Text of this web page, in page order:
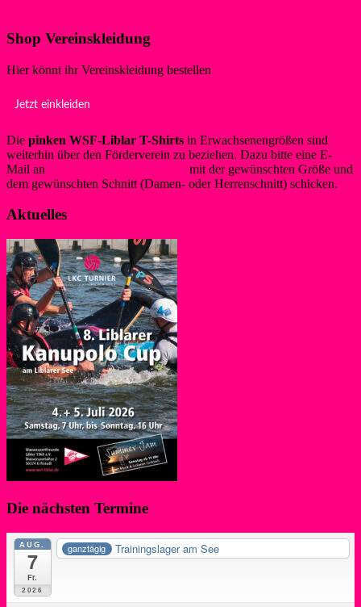
Shop Vereinskleidung
Hier könnt ihr Vereinskleidung bestellen
Jetzt einkleiden
Die pinken WSF-Liblar T-Shirts in Erwachsenengrößen sind
weiterhin über den Förderverein zu beziehen. Dazu bitte eine E-
Mail an
mit der gewünschten Größe und
dem gewünschten Schnitt (Damen- oder Herrenschnitt) schicken.
Aktuelles
Die nächsten Termine
AUG.
7
Fr.
2026
ganztägig Trainingslager am See